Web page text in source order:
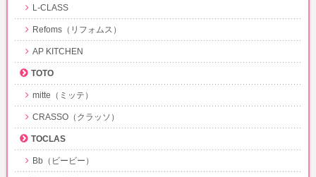
L-CLASS
Refoms（リフォムス）
AP KITCHEN
TOTO
mitte（ミッテ）
CRASSO（クラッソ）
TOCLAS
Bb（ビービー）